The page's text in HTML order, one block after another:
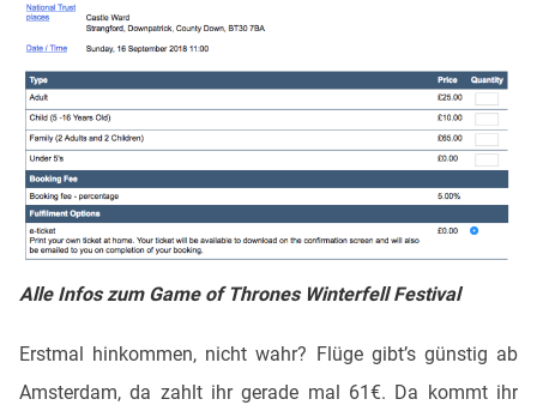
Alle Infos zum Game of Thrones Winterfell Festival
Erstmal hinkommen, nicht wahr? Flüge gibt’s günstig ab
Amsterdam, da zahlt ihr gerade mal 61€. Da kommt ihr